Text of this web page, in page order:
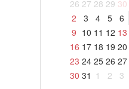
26 27 28 29 30
2
3 4 5 6
9 10 11 12 13
16 17 18 19 20
23 24 25 26 27
30 31 1 2 3